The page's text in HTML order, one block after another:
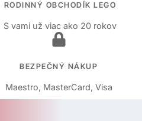
RODINNÝ OBCHODÍK LEGO
S vami už viac ako 20 rokov
BEZPEČNÝ NÁKUP
Maestro, MasterCard, Visa